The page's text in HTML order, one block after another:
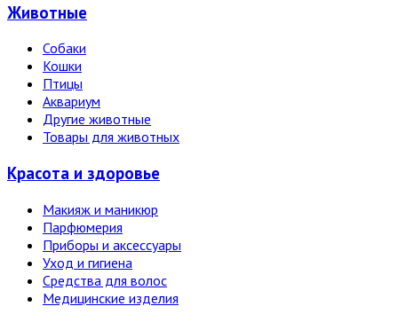
Животные
Собаки
Кошки
Птицы
Аквариум
Другие животные
Товары для животных
Красота и здоровье
Макияж и маникюр
Парфюмерия
Приборы и аксессуары
Уход и гигиена
Средства для волос
Медицинские изделия